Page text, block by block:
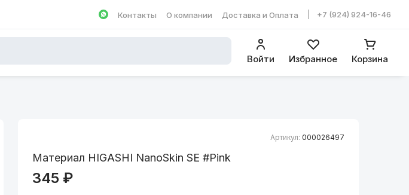
Написать в WhatsApp
Контакты О компании Доставка и Оплата +7 (924) 924-16-46
Войти Избранное Корзина
Артикул: 000026497
Материал HIGASHI NanoSkin SE #Pink
345 ₽